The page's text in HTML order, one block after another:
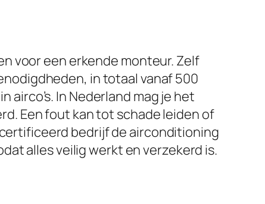
voor een erkende monteur. Zelf
in totaal vanaf 500
In Nederland mag je het
Een fout kan tot schade leiden of
bedrijf de airconditioning
alles veilig werkt en verzekerd is.